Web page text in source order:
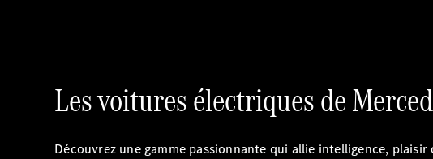
Les voitures électriques de
Découvrez une gamme passionnante qui allie intelligence,